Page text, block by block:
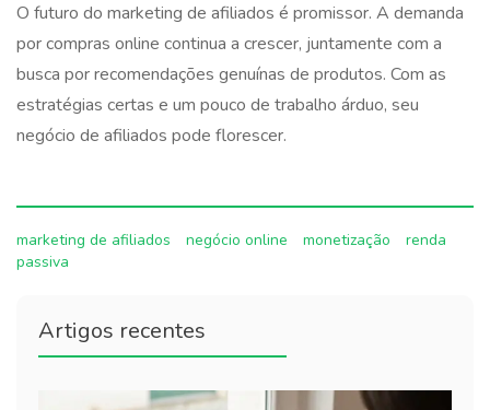
O futuro do marketing de afiliados é promissor. A demanda
por compras online continua a crescer, juntamente com a
busca por recomendações genuínas de produtos. Com as
estratégias certas e um pouco de trabalho árduo, seu
negócio de afiliados pode florescer.
marketing de afiliados negócio online monetização
renda
passiva
Artigos recentes